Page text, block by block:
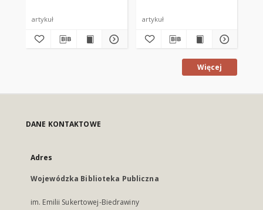
artykuł artykuł
Więcej
DANE KONTAKTOWE
Adres
Wojewódzka Biblioteka Publiczna
im. Emilii Sukertowej-Biedrawiny